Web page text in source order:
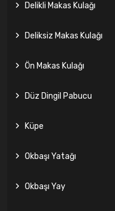
Delikli Makas Kulağı
Deliksiz Makas Kulağı
Ön Makas Kulağı
Düz Dingil Pabucu
Küpe
Okbaşı Yatağı
Okbaşı Yay